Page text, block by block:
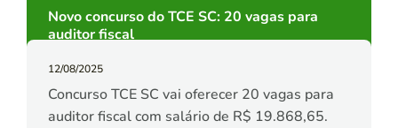
Novo concurso do TCE SC: 20 vagas para
auditor fiscal
12/08/2025
Concurso TCE SC vai oferecer 20 vagas para
auditor fiscal com salário de R$ 19.868,65.